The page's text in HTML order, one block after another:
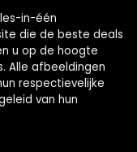
in-één
die de beste deals
u op de hoogte
Alle afbeeldingen
respectievelijke
van hun